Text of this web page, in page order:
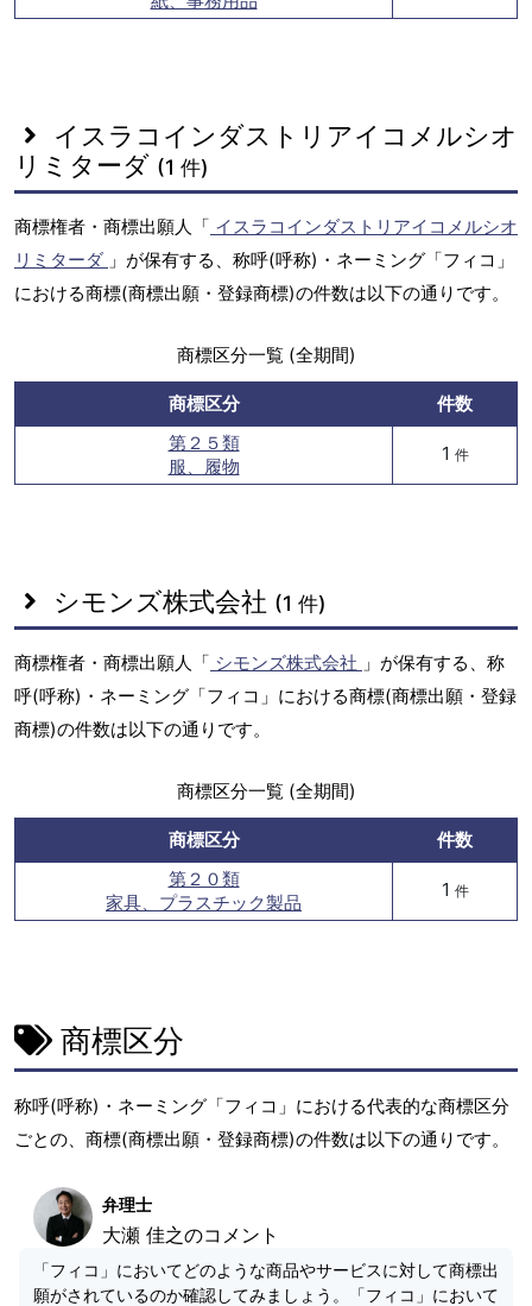
イスラコインダストリアイコメルシオ
リミターダ (1 件)
商標権者・商標出願人「 イスラコインダストリアイコメルシオ
リミターダ 」が保有する、称呼(呼称)・ネーミング「フィコ」
における商標(商標出願・登録商標)の件数は以下の通りです。
商標区分一覧 (全期間)
商標区分
件数
第２５類
服、履物
1 件
シモンズ株式会社 (1 件)
商標権者・商標出願人「 シモンズ株式会社 」が保有する、称
呼(呼称)・ネーミング「フィコ」における商標(商標出願・登録
商標)の件数は以下の通りです。
商標区分一覧 (全期間)
商標区分
件数
第２０類
家具、プラスチック製品
1 件
商標区分
称呼(呼称)・ネーミング「フィコ」における代表的な商標区分
ごとの、商標(商標出願・登録商標)の件数は以下の通りです。
弁理士
大瀬 佳之のコメント
「フィコ」においてどのような商品やサービスに対して商標出
願がされているのか確認してみましょう。「フィコ」において